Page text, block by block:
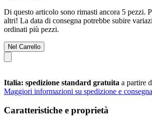
Di questo articolo sono rimasti ancora 5 pezzi.
altri! La data di consegna potrebbe subire
ordinati più pezzi.
Nel Carrello
Italia: spedizione standard gratuita a partire
Maggiori informazioni su spedizione e consegna
Caratteristiche e proprietà